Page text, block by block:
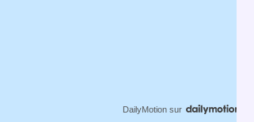
DailyMotion sur